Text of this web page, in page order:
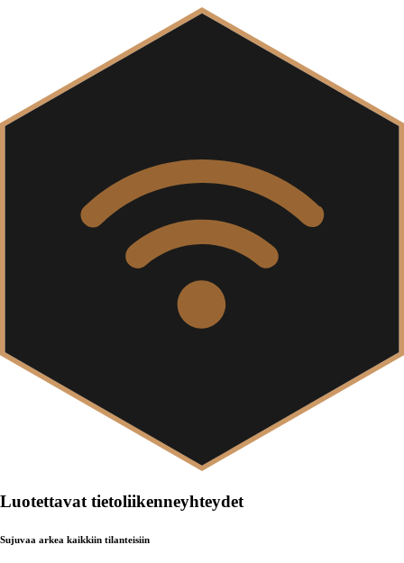
Luotettavat tietoliikenneyhteydet
Sujuvaa arkea kaikkiin tilanteisiin